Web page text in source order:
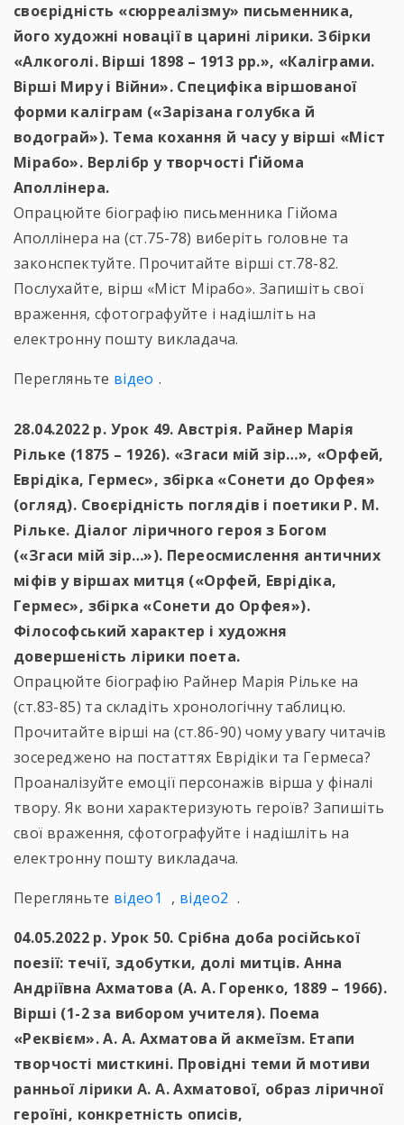
своєрідність «сюрреалізму» письменника,
його художні новації в царині лірики. Збірки
«Алкоголі. Вірші 1898 – 1913 рр.», «Каліграми.
Вірші Миру і Війни». Специфіка віршованої
форми каліграм («Зарізана голубка й
водограй»). Тема кохання й часу у вірші «Міст
Мірабо». Верлібр у творчості Ґійома
Аполлінера.
Опрацюйте біографію письменника Гійома
Аполлінера на (ст.75-78) виберіть головне та
законспектуйте. Прочитайте вірші ст.78-82.
Послухайте, вірш «Міст Мірабо». Запишіть свої
враження, сфотографуйте і надішліть на
електронну пошту викладача.
Перегляньте відео .
28.04.2022 р. Урок 49. Австрія. Райнер Марія
Рільке (1875 – 1926). «Згаси мій зір…», «Орфей,
Еврідіка, Гермес», збірка «Сонети до Орфея»
(огляд). Своєрідність поглядів і поетики Р. М.
Рільке. Діалог ліричного героя з Богом
(«Згаси мій зір…»). Переосмислення античних
міфів у віршах митця («Орфей, Еврідіка,
Гермес», збірка «Сонети до Орфея»).
Філософський характер і художня
довершеність лірики поета.
Опрацюйте біографію Райнер Марія Рільке на
(ст.83-85) та складіть хронологічну таблицю.
Прочитайте вірші на (ст.86-90) чому увагу читачів
зосереджено на постаттях Еврідіки та Гермеса?
Проаналізуйте емоції персонажів вірша у фіналі
твору. Як вони характеризують героїв? Запишіть
свої враження, сфотографуйте і надішліть на
електронну пошту викладача.
Перегляньте відео1 , відео2 .
04.05.2022 р. Урок 50. Срібна доба російської
поезії: течії, здобутки, долі митців. Анна
Андріївна Ахматова (А. А. Горенко, 1889 – 1966).
Вірші (1-2 за вибором учителя). Поема
«Реквієм». А. А. Ахматова й акмеїзм. Етапи
творчості мисткині. Провідні теми й мотиви
ранньої лірики А. А. Ахматової, образ ліричної
героїні, конкретність описів,